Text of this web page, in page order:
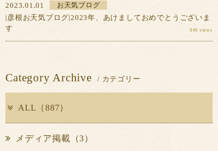
2023.01.01 お天気ブログ
|彦根お天気ブログ|2023年、あけましておめでとうございま
す
949 views
Category Archive / カテゴリー
ALL（887）
メディア掲載（3）